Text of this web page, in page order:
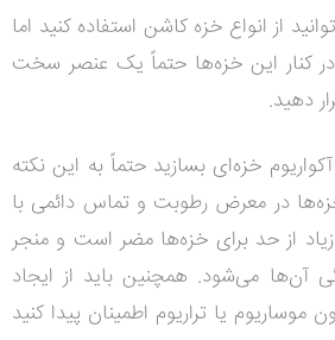
از انواع خزه کاشن استفاده کنید اما
در کنار این خزه‌ها حتماً یک عنصر سخت
دهید.
خزه‌ای بسازید حتماً به این نکته
در معرض رطوبت و تماس دائمی با
از حد برای خزه‌ها مضر است و منجر
آن‌ها می‌شود. همچنین باید از ایجاد
یا تراریوم اطمینان پیدا کنید